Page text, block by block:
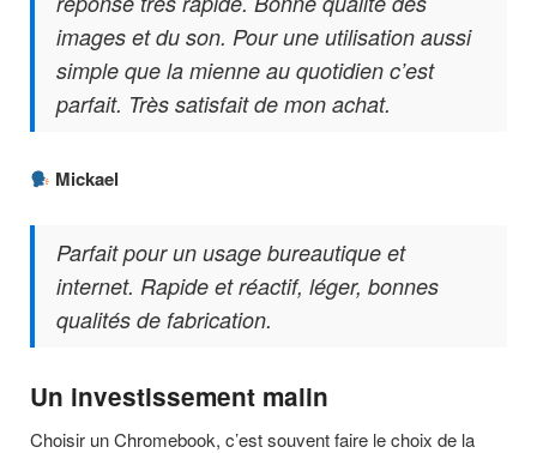
images et du son. Pour une utilisation aussi
simple que la mienne au quotidien c’est
parfait. Très satisfait de mon achat.
Mickael
Parfait pour un usage bureautique et
internet. Rapide et réactif, léger, bonnes
qualités de fabrication.
Un investissement malin
Choisir un Chromebook, c’est souvent faire le choix de la